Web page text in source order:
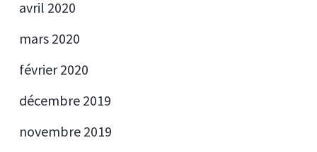
avril 2020
mars 2020
février 2020
décembre 2019
novembre 2019